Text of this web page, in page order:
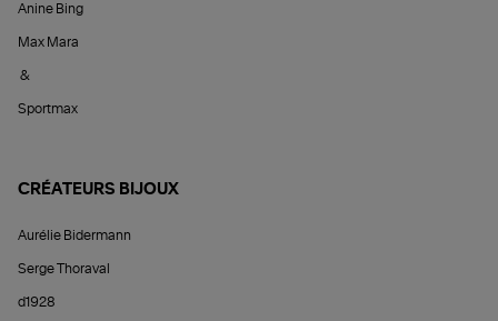
Anine Bing
Max Mara
&
Sportmax
CRÉATEURS BIJOUX
Aurélie Bidermann
Serge Thoraval
d1928